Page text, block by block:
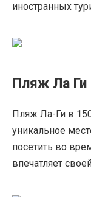
иностранных
Пляж Ла Ги
Пляж Ла-Ги в
уникальное
посетить во
впечатляет